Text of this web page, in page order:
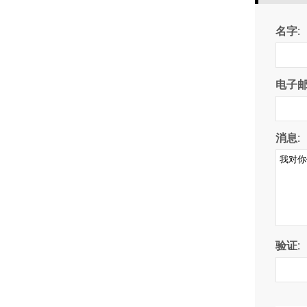
名字:
电子
消息:
验证: